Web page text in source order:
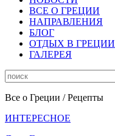
ВСЕ О ГРЕЦИИ
НАПРАВЛЕНИЯ
БЛОГ
ОТДЫХ В ГРЕЦИИ
ГАЛЕРЕЯ
Все о Греции / Рецепты
ИНТЕРЕСНОЕ